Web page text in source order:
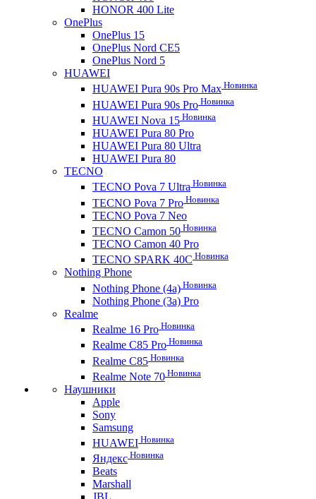
HONOR 400 Lite
OnePlus
OnePlus 15
OnePlus Nord CE5
OnePlus Nord 5
HUAWEI
HUAWEI Pura 90s Pro Max Новинка
HUAWEI Pura 90s Pro Новинка
HUAWEI Nova 15 Новинка
HUAWEI Pura 80 Pro
HUAWEI Pura 80 Ultra
HUAWEI Pura 80
TECNO
TECNO Pova 7 Ultra Новинка
TECNO Pova 7 Pro Новинка
TECNO Pova 7 Neo
TECNO Camon 50 Новинка
TECNO Camon 40 Pro
TECNO SPARK 40C Новинка
Nothing Phone
Nothing Phone (4a) Новинка
Nothing Phone (3a) Pro
Realme
Realme 16 Pro Новинка
Realme C85 Pro Новинка
Realme C85 Новинка
Realme Note 70 Новинка
Наушники
Apple
Sony
Samsung
HUAWEI Новинка
Яндекс Новинка
Beats
Marshall